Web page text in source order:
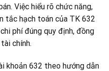
Việc hiểu rõ chức năng,
tắc hạch toán của TK 632
phí đúng quy định, đồng
chính.
khoản 632 theo hướng dẫn